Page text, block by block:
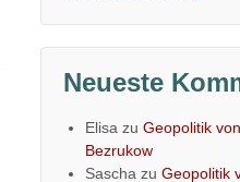
Neueste
Elisa zuGeopolitik
Bezrukow
Sascha zuGeopolitik